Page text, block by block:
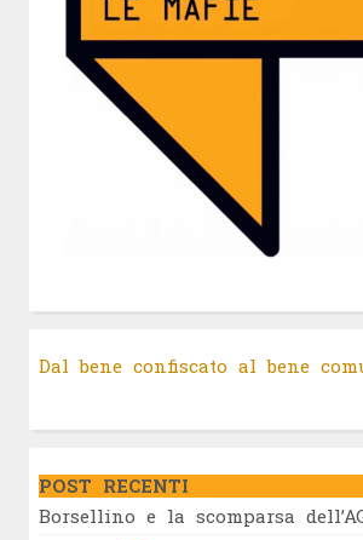
Dal bene confiscato al bene
POST RECENTI
Borsellino e la scomparsa